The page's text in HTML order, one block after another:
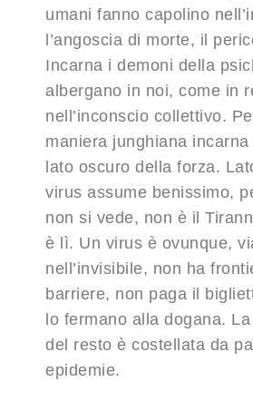
umani fanno capolino
l’angoscia di morte, il
Incarna i demoni della
albergano in noi, come in
nell’inconscio collettivo.
maniera junghiana incarna
lato oscuro della forza.
virus assume benissimo,
non si vede, non è il
è lì. Un virus è ovunque,
nell’invisibile, non ha
barriere, non paga il
lo fermano alla dogana.
del resto è costellata da
epidemie.